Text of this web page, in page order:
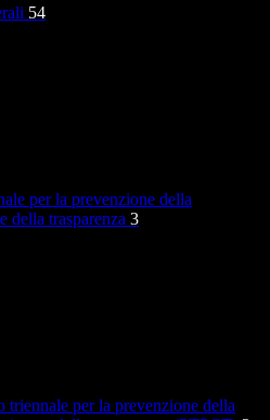
54
per la prevenzione della
della trasparenza 3
triennale per la prevenzione della